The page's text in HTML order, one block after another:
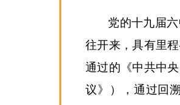
党的十九届
往开来，具有里
通过的《中共中
议》），通过回